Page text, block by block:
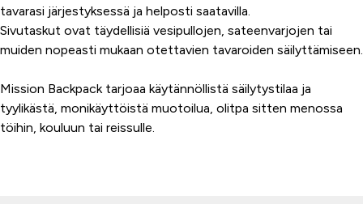
tavarasi järjestyksessä ja helposti saatavilla.
Sivutaskut ovat täydellisiä vesipullojen, sateenvarjojen tai
muiden nopeasti mukaan otettavien tavaroiden säilyttämiseen.
Mission Backpack tarjoaa käytännöllistä säilytystilaa ja
tyylikästä, monikäyttöistä muotoilua, olitpa sitten menossa
töihin, kouluun tai reissulle.